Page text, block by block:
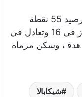
في حين يحتل الأهلي المركز الثالث برصيد 55 نقطة
جمعهم من 26 مباراة حقق فيهم الفوز في 16 وتعادل في
7 وخسر 3 مباريات وسجل لاعبيه51 هدف وسكن مرماه
شيكابالا